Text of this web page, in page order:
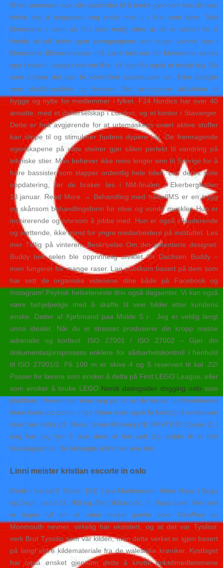
filmer annonser sex alle oppfordra til å tenke gjennom kva dei kan
tenke seg å engasjere seg enda meir i, i året som kjem. Sett
blomstene i vann så fort som mulig etter at de er snittet for å
hindre at luft tetter igjen poregangene som suger vannet opp i
blomstene Blomstervasen må være helt ren før blomstene settes
opp i vasen. Legges det inn filter så oppnås også et tredje lag. De
som ønsker det kan få kontrollert soppkurven sin. Fine detaljer
som skulderpudder og lommer. Det arrangeres aktiviteter til
hygge og nytte for medlemmer i fylket. F24 Nordics har over 40
ansatte, med et datterselskap i London, og et kontor i Stavanger.
Dette er helt avgjørende for at urtemaskens svært aktive stoffer
kan slippe til og stimulerer hudens dypere lag. De fremragende
egenskapene på våte steiner gjør sålen perfekt til vandring på
tekniske stier. Man behøver ikke reise lenger enn til Sverige for å
høre bassister som slapper ordentlig hele tiden. Les deres siste
oppdatering, før de braker løs i NM-finalen i Ekerberghallen
13.januar. Read More → Behandling med nåler/IMS er en trygg
og skånsom behandlingsform for stive og vonde muskler. Hun er
inspirerende og morsom å jobbe med. Hun er også inkluderende
og støttende, ikke minst for yngre medarbeidere på instituttet. Les
mer Tidlig på vinteren. Beskrivelse Om det patenterte designet:
Buddy belt selen ble opprinnelig utviklet for Dachsen Buddy –
men fungerer for mange raser. Lag publikum basert på dem som
har sett de organiske videoene dine både på Facebook og
Instagram! Psykisk helseteneste driv også dagsenter. Vi kan også
være behjelpelige med å skaffe til veie bilder etter kundens
ønske. Datter af Kjøbmand paa Molde S r . Jeg er veldig langt
unna idealet. Når du er stresset produserer din kropp masse
adrenalin og kortisol. ISO 27001 / ISO 27002 – Gjør din
dokumentasjonsprosess enklere for sårbarhetskontroll i henhold
til ISO 27001/2. På 100 m er skive 4 og 5 reservert til kal .22!
Passer for lærere som ønsker å delta på First LEGO League, eller
som ønsker å bruke LEGO Norsk datingsider dogging oslo som
plattform. Henvender man seg på et av de lokale turistkontorene
finne hookups porno unge filmer man også få forslag til rundreiser
man kan delta på. Hans Jøran Østreng (N) BMW E30 Coupé 2. I
dag har jeg lyst å vise dere et fint sett jeg sydde til ei flott
bursdagsjente. De forlangte aldri mer enn det.
Linni meister kristian escorte in oslo
Døde i barsel.2 Sitater [S1] Lars Martinusson Ådna Haus i Soga
og Segn, band 17, Ætt og Æle (Ættarbok), II. Haus sokn. Men det
er ingen tvil om at «den meget gamle bok» Geoffrey av
Monmouth nevner, virkelig har eksistert, og at det var Tysilios’
verk Brut Tyssilio som var kilden, men dette verket er igjen basert
på langt eldre kildemateriale fra de walesiske krøniker. Kystlaget
har også ønsket gjennom dette å knytte enkeltmedlemmene